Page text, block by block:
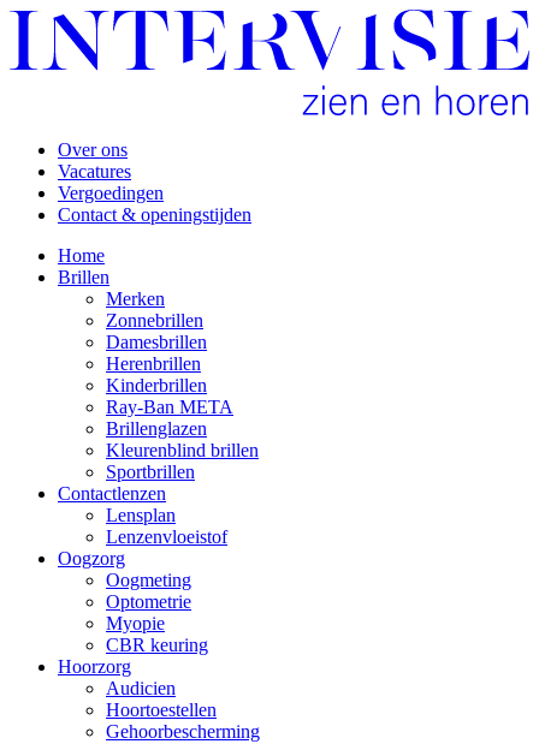
Over ons
Vacatures
Vergoedingen
Contact & openingstijden
Home
Brillen
Merken
Zonnebrillen
Damesbrillen
Herenbrillen
Kinderbrillen
Ray-Ban META
Brillenglazen
Kleurenblind brillen
Sportbrillen
Contactlenzen
Lensplan
Lenzenvloeistof
Oogzorg
Oogmeting
Optometrie
Myopie
CBR keuring
Hoorzorg
Audicien
Hoortoestellen
Gehoorbescherming